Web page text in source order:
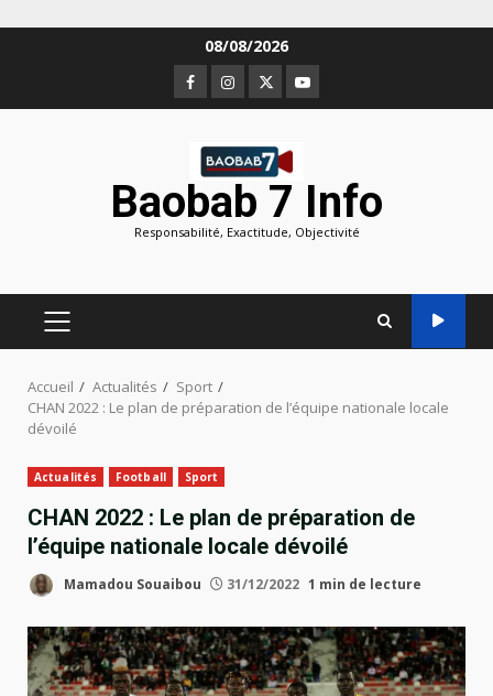
08/08/2026
Facebook
Instagram
TwitterYoutube
Baobab 7 Info
Responsabilité, Exactitude, Objectivité
MENU
PRINCIPAL
Accueil Actualités
Sport
CHAN 2022 : Le plan de préparation de l’équipe nationale locale
dévoilé
Actualités Football Sport
CHAN 2022 : Le plan de préparation de
l’équipe nationale locale dévoilé
Mamadou Souaibou 31/12/2022 1 min de lecture